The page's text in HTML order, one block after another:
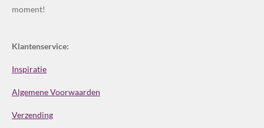
moment!
Klantenservice:
Inspiratie
Algemene Voorwaarden
Verzending